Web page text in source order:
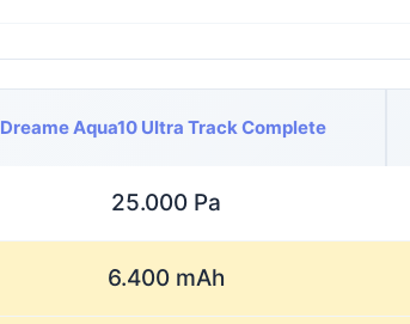
Dreame Aqua10 Ultra Track Complete
25.000 Pa
6.400 mAh